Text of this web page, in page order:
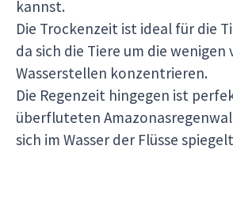
kannst.
Die Trockenzeit ist ideal für die
da sich die Tiere um die
Wasserstellen konzentrieren.
Die Regenzeit hingegen ist
überfluteten
sich im Wasser der Flüsse